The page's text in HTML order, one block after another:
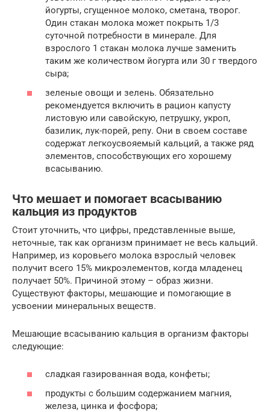
йогурты, сгущенное молоко, сметана, творог.
Один стакан молока может покрыть 1/3
суточной потребности в минерале. Для
взрослого 1 стакан молока лучше заменить
таким же количеством йогурта или 30 г твердого
сыра;
зеленые овощи и зелень. Обязательно
рекомендуется включить в рацион капусту
листовую или савойскую, петрушку, укроп,
базилик, лук-порей, репу. Они в своем составе
содержат легкоусвояемый кальций, а также ряд
элементов, способствующих его хорошему
всасыванию.
Что мешает и помогает всасыванию
кальция из продуктов
Стоит уточнить, что цифры, представленные выше,
неточные, так как организм принимает не весь кальций.
Например, из коровьего молока взрослый человек
получит всего 15% микроэлементов, когда младенец
получает 50%. Причиной этому – образ жизни.
Существуют факторы, мешающие и помогающие в
усвоении минеральных веществ.
Мешающие всасыванию кальция в организм факторы
следующие:
сладкая газированная вода, конфеты;
продукты с большим содержанием магния,
железа, цинка и фосфора;